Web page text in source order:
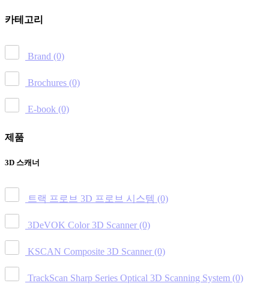
카테고리
Brand (0)
Brochures (0)
E-book (0)
제품
3D 스캐너
트랙 프로브 3D 프로브 시스템 (0)
3DeVOK Color 3D Scanner (0)
KSCAN Composite 3D Scanner (0)
TrackScan Sharp Series Optical 3D Scanning System (0)